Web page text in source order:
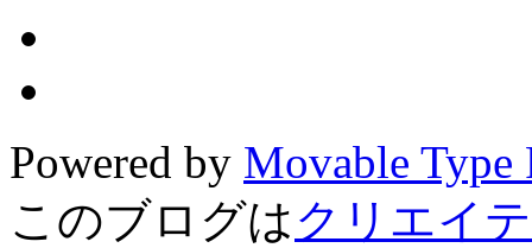
Powered by Movable Type
このブログはクリエイ